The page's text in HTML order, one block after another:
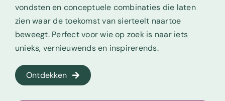
vondsten en conceptuele combinaties die laten
zien waar de toekomst van sierteelt naartoe
beweegt. Perfect voor wie op zoek is naar iets
unieks, vernieuwends en inspirerends.
Ontdekken